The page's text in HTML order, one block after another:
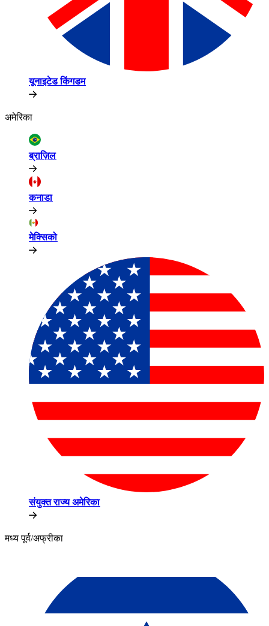
यूनाइटेड किंगडम​​
अमेरिका​​
ब्राज़िल​​
कनाडा​​
मेक्सिको​​
संयुक्त राज्य अमेरिका​​
मध्य पूर्व/अफ्रीका​​